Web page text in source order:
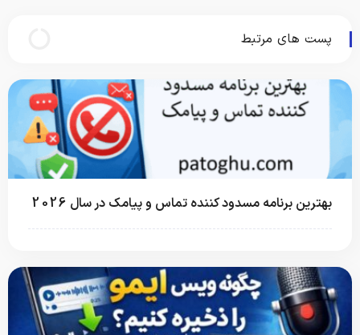
پست های مرتبط
بهترین برنامه مسدود کننده تماس و پیامک در سال 2026